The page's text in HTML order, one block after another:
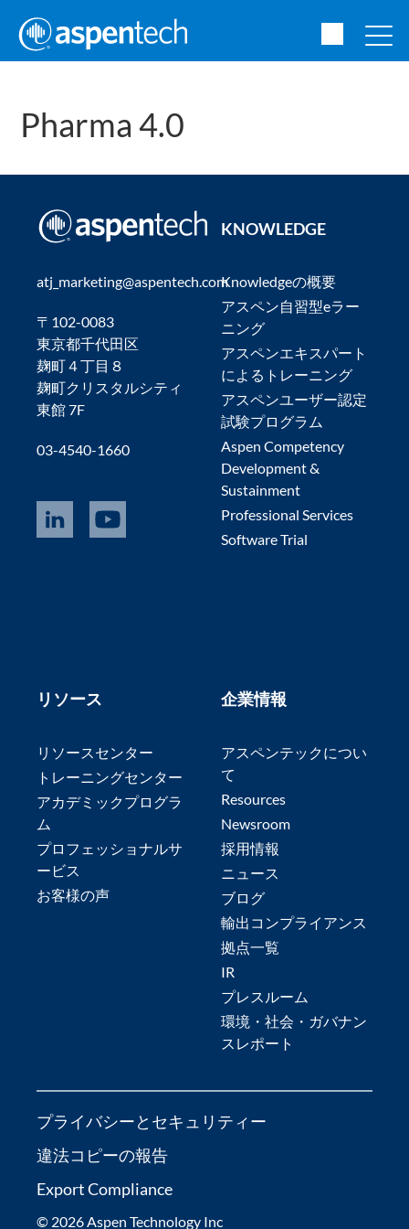
Pharma 4.0
atj_marketing@aspentech.com
〒102-0083
東京都千代田区
麹町４丁目８
麹町クリスタルシティ
東館 7F
03-4540-1660
KNOWLEDGE
Knowledgeの概要
アスペン自習型eラー
ニング
アスペンエキスパート
によるトレーニング
アスペンユーザー認定
試験プログラム
Aspen Competency
Development &
Sustainment
Professional Services
Software Trial
リソース
リソースセンター
トレーニングセンター
アカデミックプログラ
ム
プロフェッショナルサ
ービス
お客様の声
企業情報
アスペンテックについ
て
Resources
Newsroom
採用情報
ニュース
ブログ
輸出コンプライアンス
拠点一覧
IR
プレスルーム
環境・社会・ガバナン
スレポート
プライバシーとセキュリティー
違法コピーの報告
Export Compliance
© 2026 Aspen Technology Inc